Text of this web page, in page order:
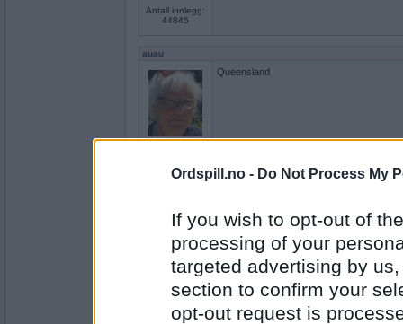
Ordspill.no - Do Not Process My
If you wish to opt-out of
processing of your
targeted advertising by
section to confirm your
opt-out request is
Antall innlegg:
44845
auau
Queensland
Antall innlegg:
Rouen